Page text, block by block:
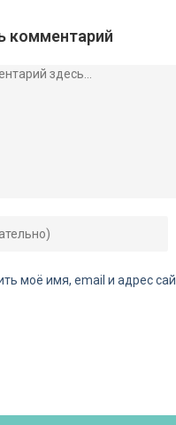
комментарий
моё имя, email и адрес